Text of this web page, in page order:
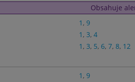
Obsahuje
1 , 9
1 , 3, 4
1 , 3, 5, 6, 7, 8, 12
1 , 9